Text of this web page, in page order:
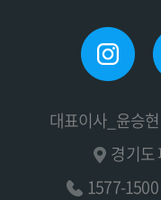
대표이사_윤승현
경기도
1577-